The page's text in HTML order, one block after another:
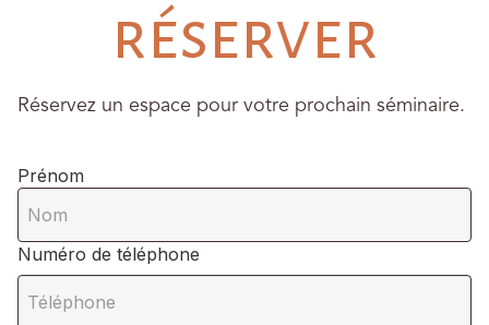
réserver
Réservez un espace pour votre prochain séminaire.
Prénom
Numéro de téléphone